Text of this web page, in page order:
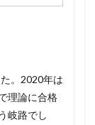
。2020年は
理論に合格
岐路でし